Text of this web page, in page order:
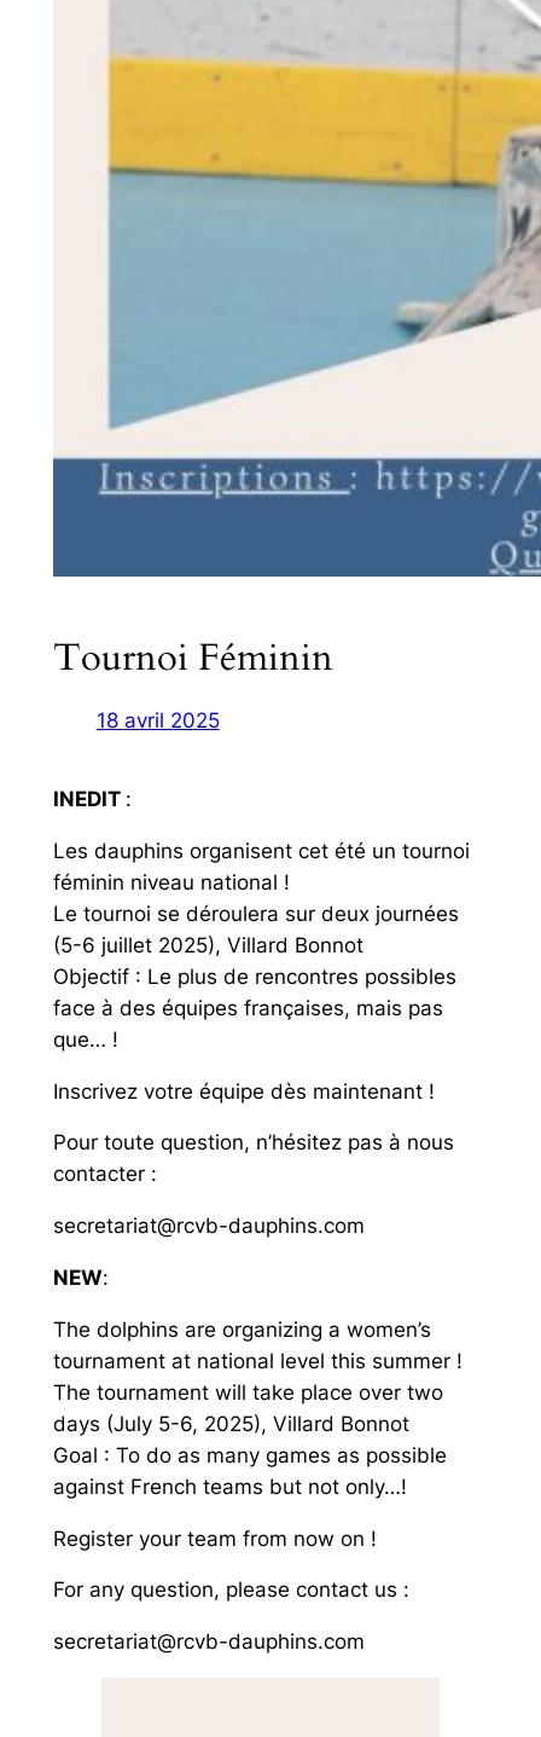
Tournoi Féminin
18 avril 2025
INEDIT :
Les dauphins organisent cet été un tournoi
féminin niveau national !
Le tournoi se déroulera sur deux journées
(5-6 juillet 2025), Villard Bonnot
Objectif : Le plus de rencontres possibles
face à des équipes françaises, mais pas
que… !
Inscrivez votre équipe dès maintenant !
Pour toute question, n’hésitez pas à nous
contacter :
secretariat@rcvb-dauphins.com
NEW:
The dolphins are organizing a women’s
tournament at national level this summer !
The tournament will take place over two
days (July 5-6, 2025), Villard Bonnot
Goal : To do as many games as possible
against French teams but not only…!
Register your team from now on !
For any question, please contact us :
secretariat@rcvb-dauphins.com